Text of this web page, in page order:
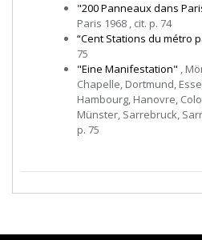
"200 Panneaux dans
Paris 1968 , cit. p. 74
“Cent Stations du métro
75
"Eine Manifestation" ,
Chapelle, Dortmund,
Hambourg, Hanovre,
Münster, Sarrebruck,
p. 75